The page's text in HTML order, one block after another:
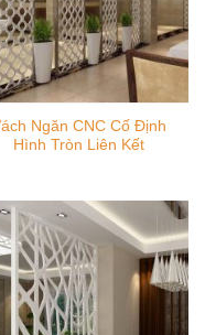
Ngăn CNC Cố Định
Hình Tròn Liên Kết